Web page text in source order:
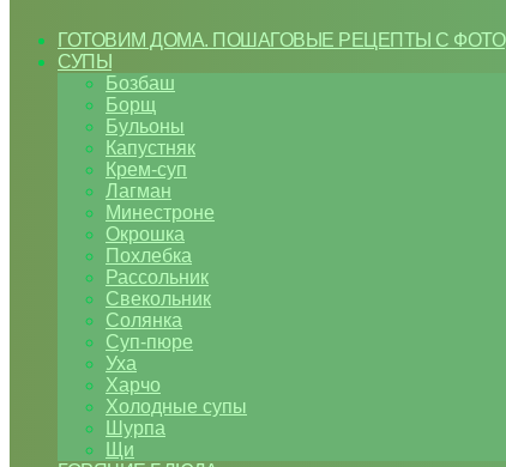
ГОТОВИМ ДОМА. ПОШАГОВЫЕ РЕЦЕПТЫ С ФОТО
СУПЫ
Бозбаш
Борщ
Бульоны
Капустняк
Крем-суп
Лагман
Минестроне
Окрошка
Похлебка
Рассольник
Свекольник
Солянка
Суп-пюре
Уха
Харчо
Холодные супы
Шурпа
Щи